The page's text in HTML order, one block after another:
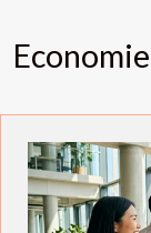
Economie